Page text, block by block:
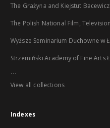
The Grażyna and Kiejstut
The Polish National Film,
Wyższe Seminarium Duchowne w
Strzemiński Academy of Fine Arts
...
View all collections
Indexes